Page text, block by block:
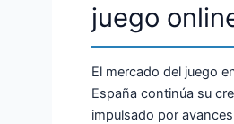
juego
El mercado del juego
España continúa su
impulsado por avances